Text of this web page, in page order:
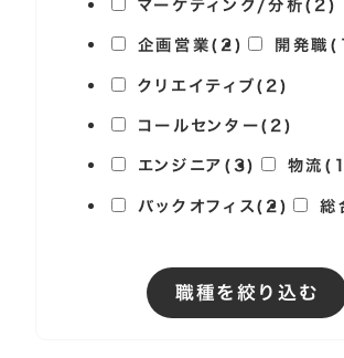
マーケティング/分析(2)
企画営業(2) 開発職
クリエイティブ(2)
コールセンター(2)
エンジニア(3) 物流
バックオフィス(2) 総
職種を絞り込む